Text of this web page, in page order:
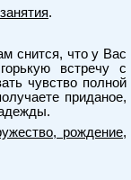
.
снится, что у Вас
встречу с
чувство полной
приданое,
рождение,